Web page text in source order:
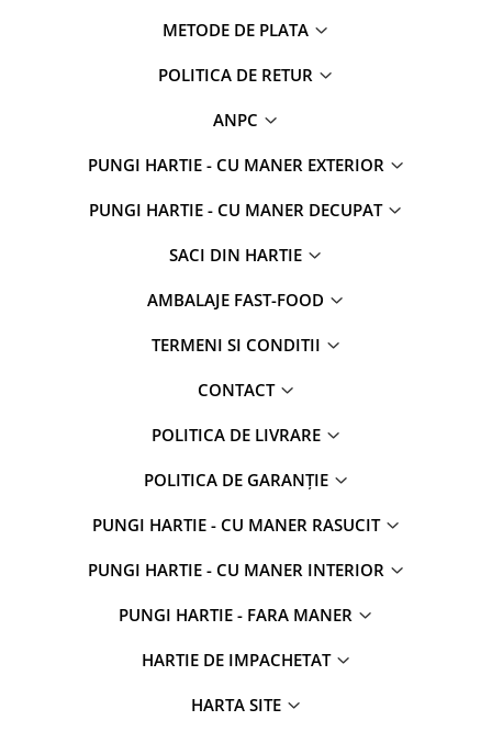
METODE DE PLATA
POLITICA DE RETUR
ANPC
PUNGI HARTIE - CU MANER EXTERIOR
PUNGI HARTIE - CU MANER DECUPAT
SACI DIN HARTIE
AMBALAJE FAST-FOOD
TERMENI SI CONDITII
CONTACT
POLITICA DE LIVRARE
POLITICA DE GARANȚIE
PUNGI HARTIE - CU MANER RASUCIT
PUNGI HARTIE - CU MANER INTERIOR
PUNGI HARTIE - FARA MANER
HARTIE DE IMPACHETAT
HARTA SITE